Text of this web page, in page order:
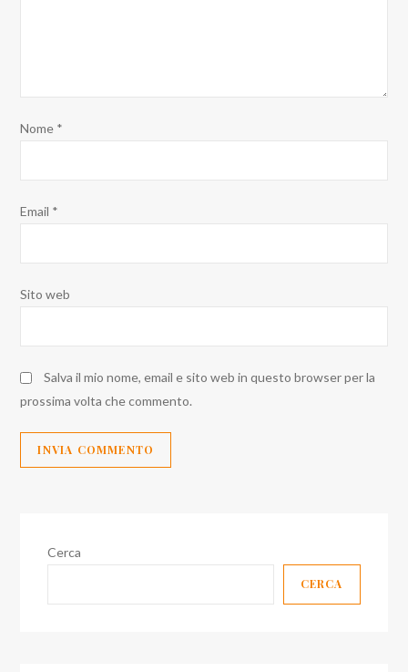
Nome *
Email *
Sito web
Salva il mio nome, email e sito web in questo browser per la
prossima volta che commento.
Cerca
CERCA